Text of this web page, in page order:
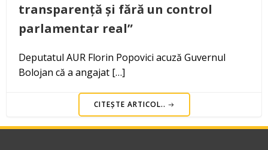
transparență și fără un control
parlamentar real”
Deputatul AUR Florin Popovici acuză Guvernul
Bolojan că a angajat […]
CITEȘTE ARTICOL..